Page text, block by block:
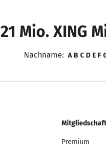
21 Mio. XING
Nachname: A B C D E F
Premium